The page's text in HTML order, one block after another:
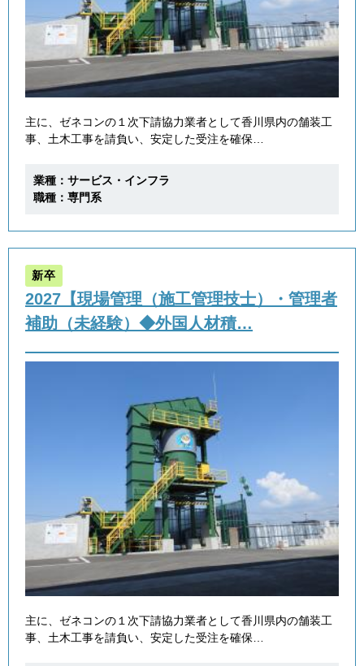
主に、ゼネコンの１次下請協力業者として香川県内の舗装工
事、土木工事を請負い、安定した受注を確保…
業種：サービス・インフラ
職種：専門系
新卒
2027【現場管理（施工管理技士）・管理者
補助（未経験）◆外国人材積…
主に、ゼネコンの１次下請協力業者として香川県内の舗装工
事、土木工事を請負い、安定した受注を確保…